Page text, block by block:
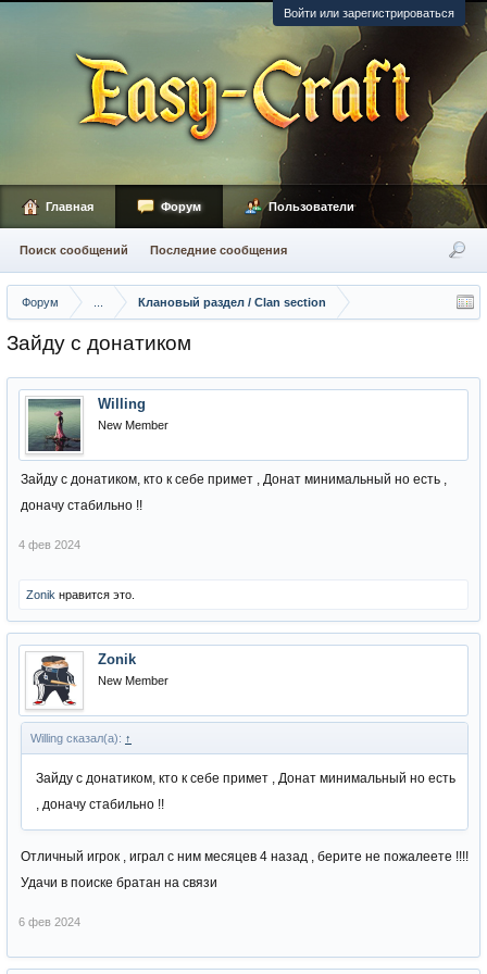
Войти или зарегистрироваться
Форум Клановый раздел / Сlan section
Зайду с донатиком
Willing
New Member
Зайду с донатиком, кто к себе примет , Донат минимальный но есть ,
доначу стабильно !!
4 фев 2024
Zonik нравится это.
Zonik
New Member
Willing сказал(а): ↑
Зайду с донатиком, кто к себе примет , Донат минимальный но есть
, доначу стабильно !!
Отличный игрок , играл с ним месяцев 4 назад , берите не пожалеете !!!!
Удачи в поиске братан на связи
6 фев 2024
Главная Форум
Поиск сообщений Последние сообщения
Пользователи